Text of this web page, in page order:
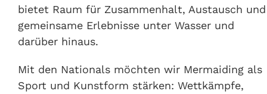
bietet Raum für Zusammenhalt, Austausch und
gemeinsame Erlebnisse unter Wasser und
darüber hinaus.
Mit den Nationals möchten wir Mermaiding als
Sport und Kunstform stärken: Wettkämpfe,